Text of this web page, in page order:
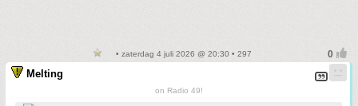
• zaterdag 4 juli 2026 @ 20:30 • 297
Melting
on Radio 49!